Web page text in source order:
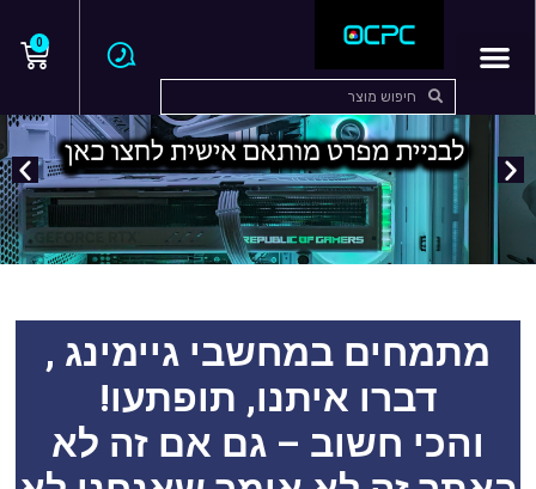
0
מתמחים במחשבי גיימינג ,
דברו איתנו, תופתעו!
והכי חשוב – גם אם זה לא